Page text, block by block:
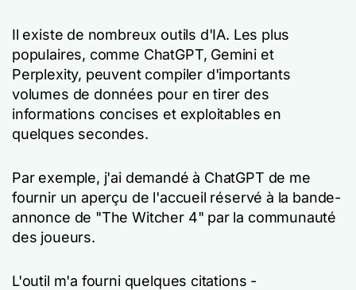
Il existe de nombreux outils d'IA. Les plus
populaires, comme ChatGPT, Gemini et
Perplexity, peuvent compiler d'importants
volumes de données pour en tirer des
informations concises et exploitables en
quelques secondes.
Par exemple, j'ai demandé à ChatGPT de me
fournir un aperçu de l'accueil réservé à la bande-
annonce de "The Witcher 4" par la communauté
des joueurs.
L'outil m'a fourni quelques citations -